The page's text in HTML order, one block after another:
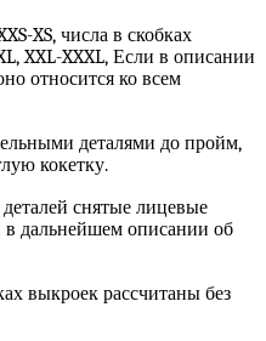
XS, числа в скобках
XXL-XXXL, Если в описании
относится ко всем
деталями до пройм,
кокетку.
снятые лицевые
дальнейшем описании об
выкроек рассчитаны без